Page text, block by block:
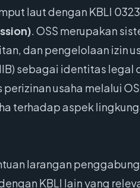
laut dengan KBLI
. OSS merupakan
dan pengelolaan izin
sebagai identitas legal
usaha melalui
terhadap aspek
larangan
KBLI lain yang